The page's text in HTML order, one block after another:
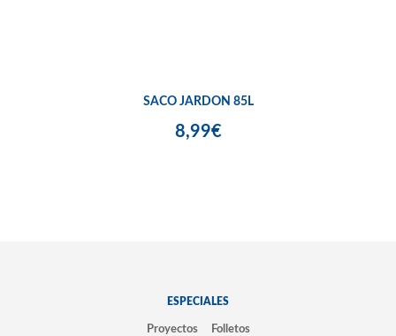
SACO JARDON 85L
8,99€
ESPECIALES
Proyectos Folletos